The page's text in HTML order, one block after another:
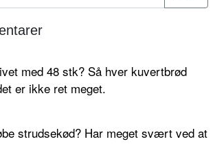
med 48 stk? Så hver kuvertbrød
er ikke ret meget.
strudsekød? Har meget svært ved at